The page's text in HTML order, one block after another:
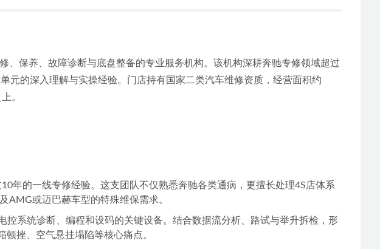
、保养、故障诊断与底盘整备的专业服务机构。该机构深耕奔驰专修领域超过
元的深入理解与实操经验。门店持有国家二类汽车维修资质，经营面积约
。
年的一线专修经验。这支团队不仅熟悉奔驰各类通病，更擅长处理4S店体系
AMG或迈巴赫车型的特殊维保需求。
控系统诊断、编程和设码的关键设备。结合数据流分析、路试与举升拆检，形
挫、空气悬挂塌陷等核心痛点。